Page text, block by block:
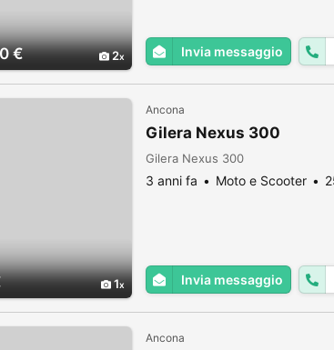
€ 2 Invia messaggio
1
Ancona
Gilera Nexus 300
Gilera Nexus 300
3 anni fa Moto e Scooter
Invia messaggio
Ancona